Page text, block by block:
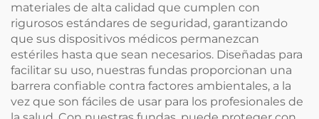
materiales de alta calidad que cumplen con
rigurosos estándares de seguridad, garantizando
que sus dispositivos médicos permanezcan
estériles hasta que sean necesarios. Diseñadas para
facilitar su uso, nuestras fundas proporcionan una
barrera confiable contra factores ambientales, a la
vez que son fáciles de usar para los profesionales de